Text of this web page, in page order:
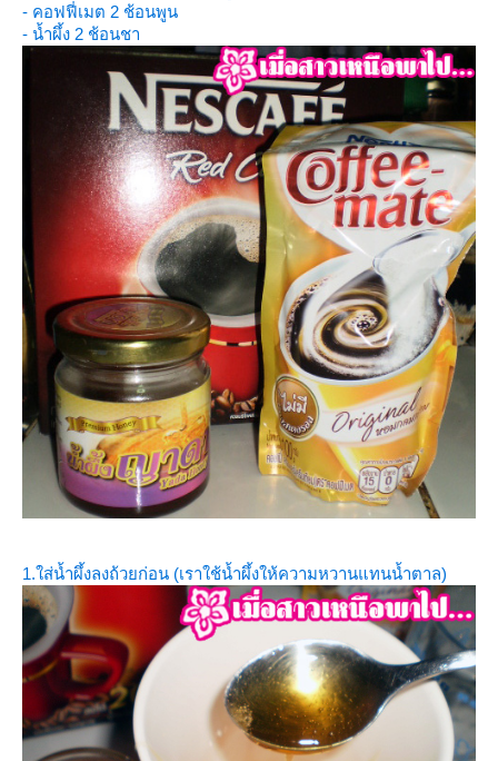
- คอฟฟี่เมต 2 ช้อนพูน
- น้ำผึ้ง 2 ช้อนชา
1.ใส่น้ำผึ้งลงถ้วยก่อน (เราใช้น้ำผึ้งให้ความหวานแทนน้ำตาล)